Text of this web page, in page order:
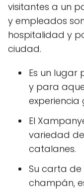
visitantes a un
y empleados
hospitalidad y
ciudad.
Es un lugar
y para
experiencia
El
variedad
catalanes.
Su carta de
champán,